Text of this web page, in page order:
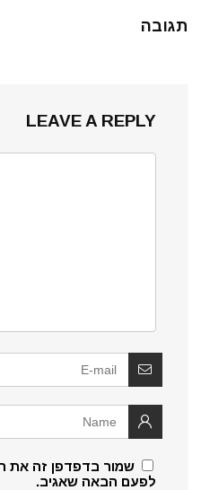
תגובה
LEAVE A REPLY
שמור בדפדפן זה את
לפעם הבאה שאגיב.